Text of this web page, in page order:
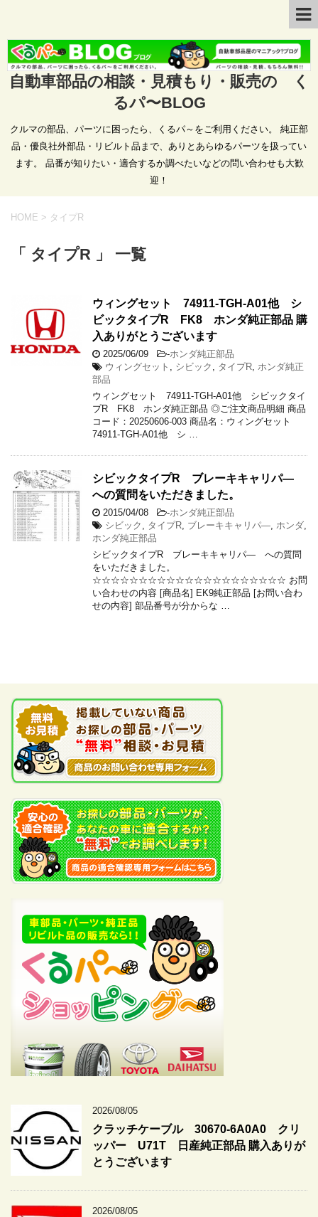
自動車部品の相談・見積もり・販売の く
るパ〜BLOG
クルマの部品、パーツに困ったら、くるパ～をご利用ください。 純正部
品・優良社外部品・リビルト品まで、ありとあらゆるパーツを扱ってい
ます。 品番が知りたい・適合するか調べたいなどの問い合わせも大歓
迎！
HOME > タイプR
「 タイプR 」 一覧
ウィングセット 74911-TGH-A01他 シ
ビックタイプR FK8 ホンダ純正部品 購
入ありがとうございます
2025/06/09 -ホンダ純正部品
ウィングセット
シビック タイプR ホンダ純正
部品
ウィングセット 74911-TGH-A01他 シビックタイ
プR FK8 ホンダ純正部品 ◎ご注文商品明細 商品
コード：20250606-003 商品名：ウィングセット
74911-TGH-A01他 シ …
シビックタイプR ブレーキキャリパ―
への質問をいただきました。
2015/04/08 -ホンダ純正部品
シビック
タイプR ブレーキキャリパ― ホンダ
ホンダ純正部品
シビックタイプR ブレーキキャリパ― への質問
をいただきました。
☆☆☆☆☆☆☆☆☆☆☆☆☆☆☆☆☆☆☆☆☆ お問
い合わせの内容 [商品名] EK9純正部品 [お問い合わ
せの内容] 部品番号が分からな …
2026/08/05
クラッチケーブル 30670-6A0A0 クリ
ッパー U71T 日産純正部品 購入ありが
とうございます
2026/08/05